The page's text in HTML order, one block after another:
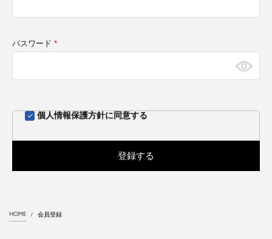
パスワード
(必
個人情報保護方針に同意する
登録する
HOME 会員登録